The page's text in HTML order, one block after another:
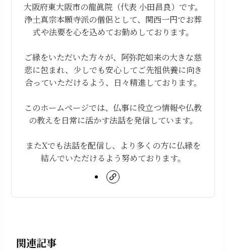
大阪府東大阪市の龍眞院（代表 小田昌良）です。
浄土真宗本願寺派の僧侶として、関西一円でお葬
式や法要を心を込めてお勤めしております。
ご縁をいただいた方々が、阿弥陀如来の大きな慈
悲に包まれ、少しでも安心してご先祖供養に向き
合っていただけるよう、日々精進しております。
このホームページでは、仏事に役立つ情報や仏教
の教えを日常に活かす法話を発信しています。
またXでも法話を配信し、より多くの方に仏縁を
結んでいただけるよう努めております。
関連記事